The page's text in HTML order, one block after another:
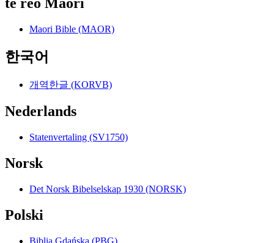
Maori Bible (MAOR)
한국어
개역한글 (KORVB)
Nederlands
Statenvertaling (SV1750)
Norsk
Det Norsk Bibelselskap 1930 (NORSK)
Polski
Biblia Gdańska (PBG)